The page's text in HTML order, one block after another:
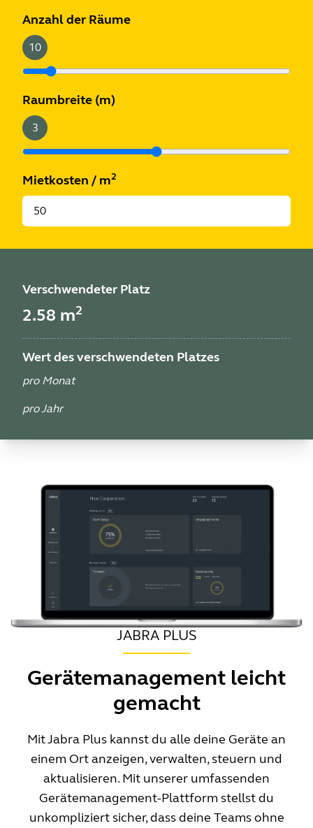
Anzahl der Räume
10
Raumbreite (m)
3
Mietkosten / m2
Verschwendeter Platz
2.58 m2
Wert des verschwendeten Platzes
pro Monat
pro Jahr
JABRA PLUS
Gerätemanagement leicht
gemacht
Mit Jabra Plus kannst du alle deine Geräte an
einem Ort anzeigen, verwalten, steuern und
aktualisieren. Mit unserer umfassenden
Gerätemanagement-Plattform stellst du
unkompliziert sicher, dass deine Teams ohne